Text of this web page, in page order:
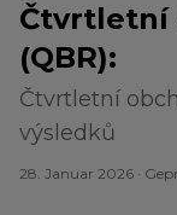
Čtvrtletní
(QBR):
Čtvrtletní
výsledků
28. Januar 2026 ·